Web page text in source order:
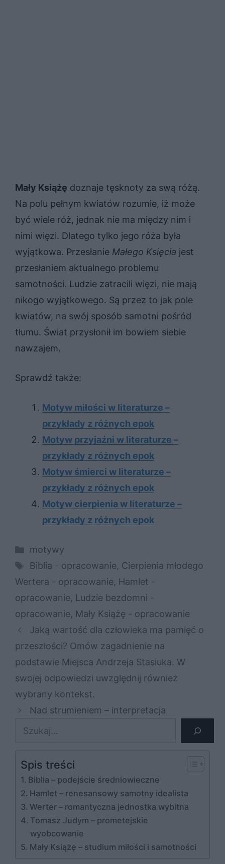
Mały Książę doznaje tęsknoty za swą różą.
Na polu pełnym kwiatów rozumie, iż może
być wiele róż, jednak nie ma między nim i
nimi więzi. Dlatego tylko jego róża była
wyjątkowa. Przesłanie Małego Księcia jest
przesłaniem aktualnego problemu
samotności. Ludzie zatracili więzi, nie mają
nikogo wyjątkowego. Są przez to jak pole
kwiatów, na swój sposób samotni pośród
tłumu. Świat przysłonił im bowiem siebie
nawzajem.
Sprawdź także:
Motyw miłości w literaturze –
przykłady z różnych epok
Motyw przyjaźni w literaturze –
przykłady z różnych epok
Motyw śmierci w literaturze –
przykłady z różnych epok
Motyw cierpienia w literaturze –
przykłady z różnych epok
Kategorie
motywy
Tagi
Biblia - opracowanie, Cierpienia młodego
Wertera - opracowanie, Hamlet -
opracowanie, Ludzie bezdomni -
opracowanie, Mały Książę - opracowanie
Jaką wartość dla człowieka ma pamięć o
przeszłości? Omów zagadnienie na
podstawie Miejsca Andrzeja Stasiuka. W
swojej odpowiedzi uwzględnij również
wybrany kontekst.
Nad strumieniem – interpretacja
Szukaj
Spis treści
Biblia – podejście średniowieczne
Hamlet – renesansowy samotny idealista
Werter – romantyczna jednostka wybitna
Tomasz Judym – prometejskie
wyobcowanie
Mały Książę – studium miłości i samotności